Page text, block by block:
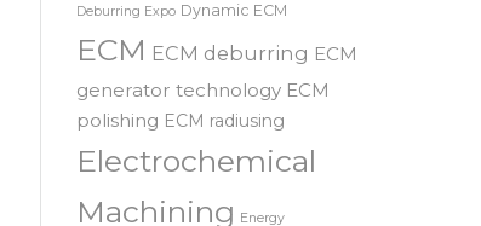
Customer Testimonial deburring
Deburring Expo Dynamic ECM
ECM ECM deburring ECM
generator technology
polishing ECM radiusing
Electrochemical